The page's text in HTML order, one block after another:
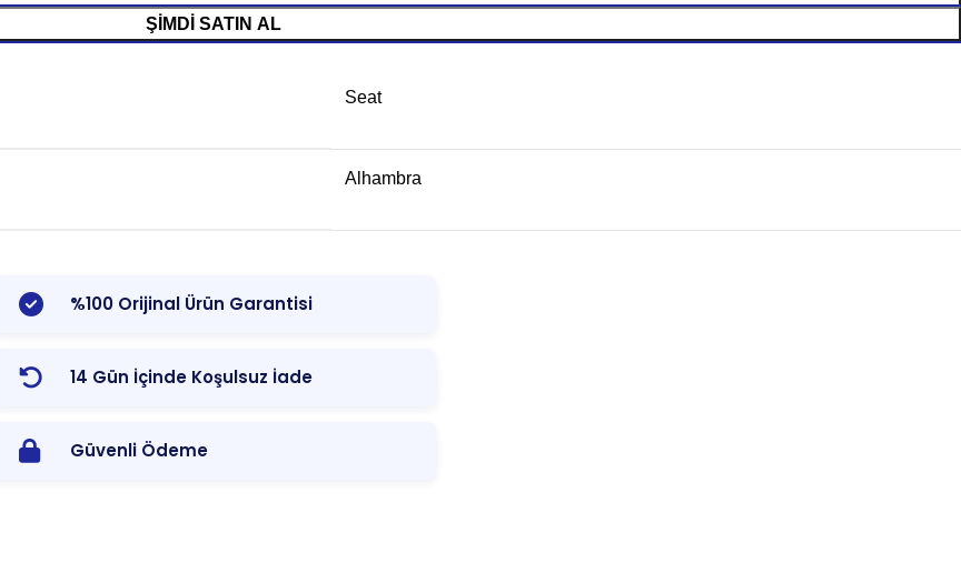
ŞIMDI SATIN AL
Seat
Alhambra
%100 Orijinal Ürün Garantisi
14 Gün İçinde Koşulsuz İade
Güvenli Ödeme